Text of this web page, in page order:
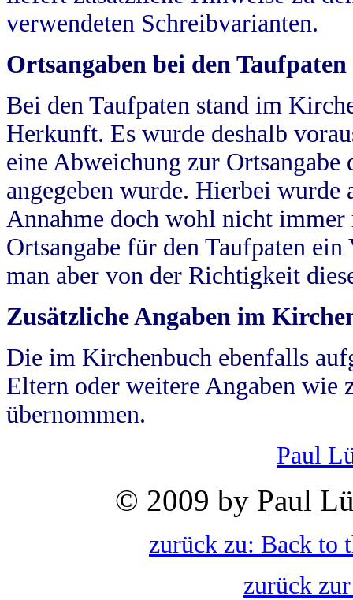
verwendeten Schreibvarianten.
Ortsangaben bei den Taufpaten
Bei den Taufpaten stand im
Herkunft. Es wurde deshalb
eine Abweichung zur
angegeben wurde. Hierbei wurde
Annahme doch wohl nicht
Ortsangabe für den Taufpaten
man aber von der Richtigkeit
Zusätzliche Angaben im
Die im Kirchenbuch ebenfalls
Eltern oder weitere Angaben wie
übernommen.
Paul
© 2009 by Paul
zurück zu: Back to
zurück